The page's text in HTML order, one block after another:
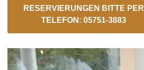
RESERVIERUNGEN BITTE PER
TELEFON: 05751-3883